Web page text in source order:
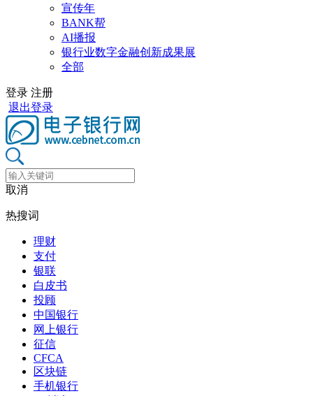
宣传年
BANK帮
AI播报
银行业数字金融创新成果展
全部
登录 注册
退出登录
取消
热搜词
理财
支付
银联
白皮书
投顾
中国银行
网上银行
征信
CFCA
区块链
手机银行